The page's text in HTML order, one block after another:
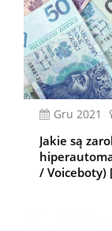
gru 2021
Jakie są
/ Voiceboty)